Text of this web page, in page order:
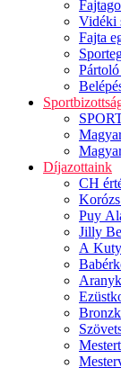
Vidéki
Fajta
Díjazottaink
CH
Puy
Jilly
A